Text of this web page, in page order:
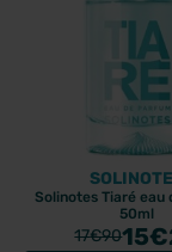
Solinotes Tiaré eau
50ml
17€9015